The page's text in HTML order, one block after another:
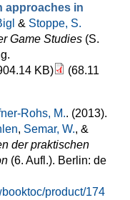
approaches in
& Stoppe, S.
Game Studies (S.
KB)
(68.11
Rohs, M.. (2013).
, Semar, W., &
der praktischen
(6. Aufl.). Berlin: de
product/174